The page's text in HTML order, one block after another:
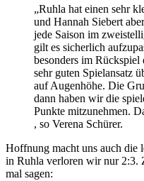
„Ruhla hat einen sehr
und Hannah Siebert
jede Saison im
gilt es sicherlich
besonders im Rückspiel
sehr guten Spielansatz
auf Augenhöhe. Die
dann haben wir die
Punkte mitzunehmen.
, so Verena Schürer.
Hoffnung macht uns auch die
in Ruhla verloren wir nur 2:3.
mal sagen: